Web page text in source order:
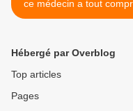
ce médecin a tout
Hébergé par Overblog
Top articles
Pages